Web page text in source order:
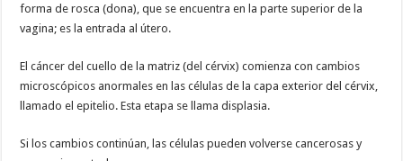
forma de rosca (dona), que se encuentra en la parte superior de la
vagina; es la entrada al útero.
El cáncer del cuello de la matriz (del cérvix) comienza con cambios
microscópicos anormales en las células de la capa exterior del cérvix,
llamado el epitelio. Esta etapa se llama displasia.
Si los cambios continúan, las células pueden volverse cancerosas y